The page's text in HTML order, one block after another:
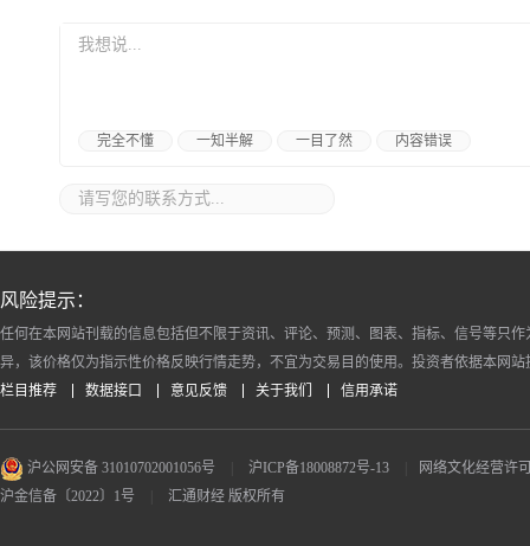
完全不懂 一知半解 一目了然 内容错误
风险提示：
任何在本网站刊载的信息包括但不限于资讯、评论、预测、图表、指标、信号等只
异，该价格仅为指示性价格反映行情走势，不宜为交易目的使用。投资者依据本网
栏目推荐
数据接口 意见反馈 关于我们 信用承诺
沪公网安备 31010702001056号 沪ICP备18008872号-13
网络文化经营许
沪金信备〔2022〕1号
汇通财经 版权所有